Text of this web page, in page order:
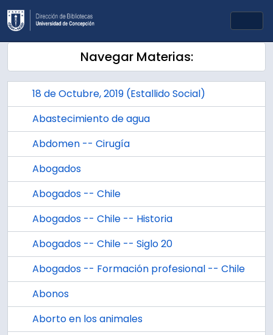
Skip to main content
Navegar Materias:
18 de Octubre, 2019 (Estallido Social)
Abastecimiento de agua
Abdomen -- Cirugía
Abogados
Abogados -- Chile
Abogados -- Chile -- Historia
Abogados -- Chile -- Siglo 20
Abogados -- Formación profesional -- Chile
Abonos
Aborto en los animales